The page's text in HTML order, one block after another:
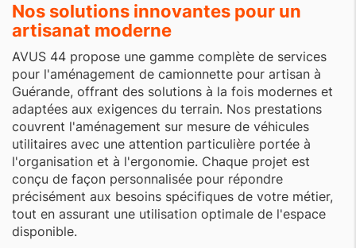
Nos solutions innovantes pour un
artisanat moderne
AVUS 44 propose une gamme complète de services
pour l'aménagement de camionnette pour artisan à
Guérande, offrant des solutions à la fois modernes et
adaptées aux exigences du terrain. Nos prestations
couvrent l'aménagement sur mesure de véhicules
utilitaires avec une attention particulière portée à
l'organisation et à l'ergonomie. Chaque projet est
conçu de façon personnalisée pour répondre
précisément aux besoins spécifiques de votre métier,
tout en assurant une utilisation optimale de l'espace
disponible.